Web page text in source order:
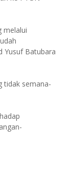
melalui
Yusuf Batubara
tidak semana-